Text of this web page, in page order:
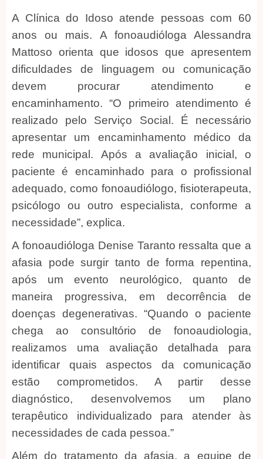
A Clínica do Idoso atende pessoas com 60
anos ou mais. A fonoaudióloga Alessandra
Mattoso orienta que idosos que apresentem
dificuldades de linguagem ou comunicação
devem procurar atendimento e
encaminhamento. “O primeiro atendimento é
realizado pelo Serviço Social. É necessário
apresentar um encaminhamento médico da
rede municipal. Após a avaliação inicial, o
paciente é encaminhado para o profissional
adequado, como fonoaudiólogo, fisioterapeuta,
psicólogo ou outro especialista, conforme a
necessidade”, explica.
A fonoaudióloga Denise Taranto ressalta que a
afasia pode surgir tanto de forma repentina,
após um evento neurológico, quanto de
maneira progressiva, em decorrência de
doenças degenerativas. “Quando o paciente
chega ao consultório de fonoaudiologia,
realizamos uma avaliação detalhada para
identificar quais aspectos da comunicação
estão comprometidos. A partir desse
diagnóstico, desenvolvemos um plano
terapêutico individualizado para atender às
necessidades de cada pessoa.”
Além do tratamento da afasia, a equipe de